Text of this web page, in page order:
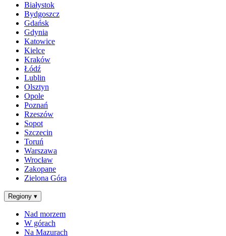
Białystok
Bydgoszcz
Gdańsk
Gdynia
Katowice
Kielce
Kraków
Łódź
Lublin
Olsztyn
Opole
Poznań
Rzeszów
Sopot
Szczecin
Toruń
Warszawa
Wrocław
Zakopane
Zielona Góra
Regiony ▾
Nad morzem
W górach
Na Mazurach